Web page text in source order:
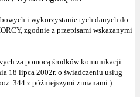
i wykorzystanie tych danych do
zgodnie z przepisami wskazanymi
za pomocą środków komunikacji
18 lipca 2002r. o świadczeniu usług
344 z późniejszymi zmianami )